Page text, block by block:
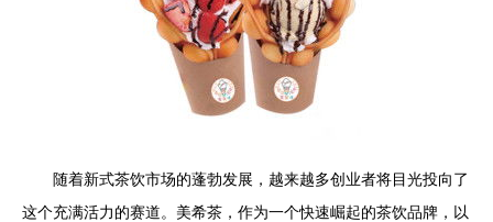
随着新式茶饮市场的蓬勃发展，越来越多创业者将目光投向了
这个充满活力的赛道。美希茶，作为一个快速崛起的茶饮品牌，以